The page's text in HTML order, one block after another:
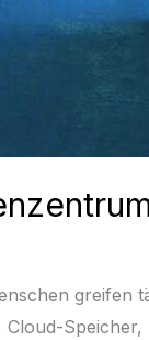
greifen